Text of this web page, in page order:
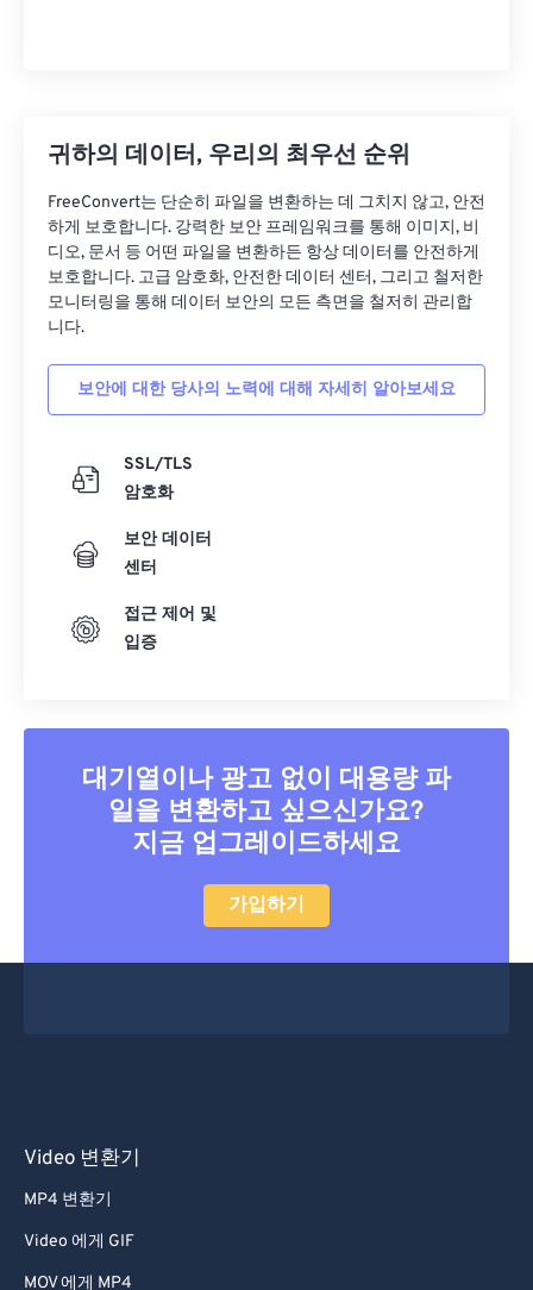
귀하의 데이터, 우리의 최우선 순위
FreeConvert는 단순히 파일을 변환하는 데 그치지 않고, 안전
하게 보호합니다. 강력한 보안 프레임워크를 통해 이미지, 비
디오, 문서 등 어떤 파일을 변환하든 항상 데이터를 안전하게
보호합니다. 고급 암호화, 안전한 데이터 센터, 그리고 철저한
모니터링을 통해 데이터 보안의 모든 측면을 철저히 관리합
니다.
보안에 대한 당사의 노력에 대해 자세히 알아보세요
SSL/TLS
암호화
보안 데이터
센터
접근 제어 및
입증
대기열이나 광고 없이 대용량 파
일을 변환하고 싶으신가요?
지금 업그레이드하세요
가입하기
Video 변환기
MP4 변환기
Video 에게 GIF
MOV 에게 MP4